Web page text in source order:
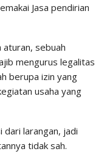
Jasa pendirian
sebuah
mengurus legalitas
berupa izin yang
usaha yang
dari larangan, jadi
tidak sah.